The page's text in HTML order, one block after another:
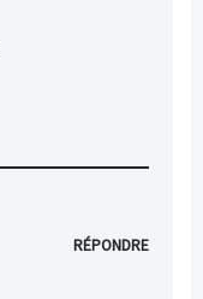
RÉPONDRE